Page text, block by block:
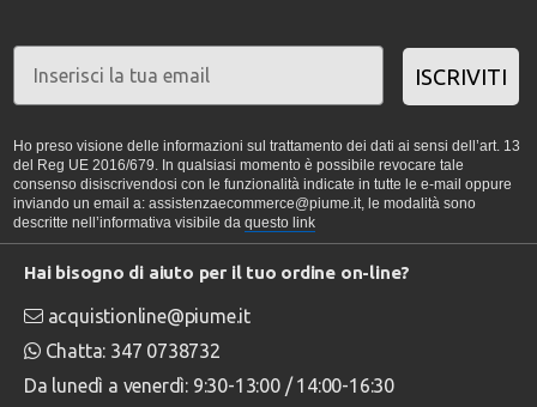
ISCRIVITI
Ho preso visione delle informazioni sul trattamento dei dati ai sensi dell’art. 13
del Reg UE 2016/679. In qualsiasi momento è possibile revocare tale
consenso disiscrivendosi con le funzionalità indicate in tutte le e-mail oppure
inviando un email a: assistenzaecommerce@piume.it, le modalità sono
descritte nell’informativa visibile da questo link
Hai bisogno di aiuto per il tuo ordine on-line?
acquistionline@piume.it
Chatta: 347 0738732
Da lunedì a venerdì: 9:30-13:00 / 14:00-16:30